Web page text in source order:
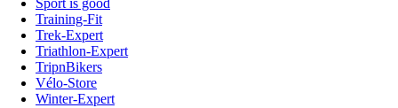
Sport is good
Training-Fit
Trek-Expert
Triathlon-Expert
TripnBikers
Vélo-Store
Winter-Expert